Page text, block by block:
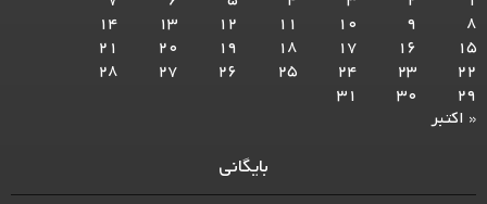
8
9
10
11
12
13
14
15
16
17
18
19
20
21
22
23
24
25
26
27
28
29
30
31
« اکتبر
بایگانی